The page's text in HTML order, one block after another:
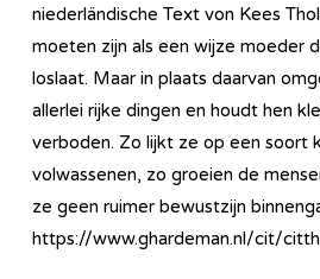
niederländische Text von Kees
moeten zijn als een wijze moeder
loslaat. Maar in plaats daarvan
allerlei rijke dingen en houdt hen
verboden. Zo lijkt ze op een soort
volwassenen, zo groeien de
ze geen ruimer bewustzijn
https://www.ghardeman.nl/cit/